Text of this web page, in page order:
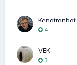
Kenotronbot
4
VEK
3